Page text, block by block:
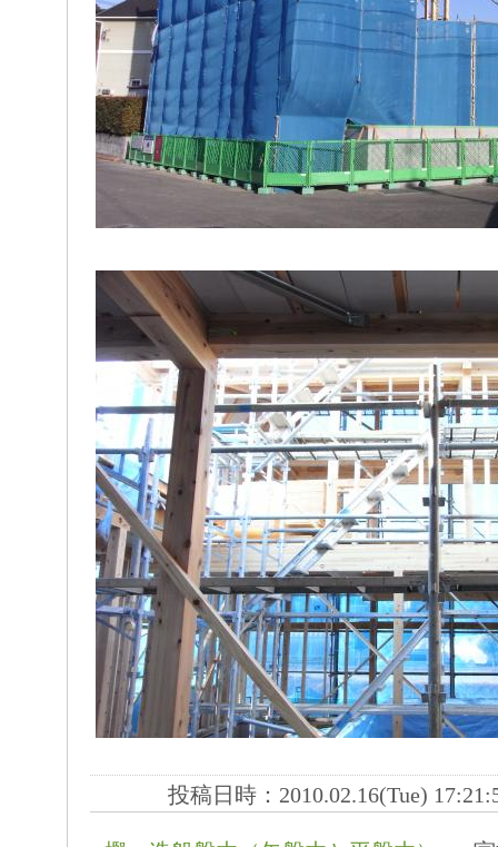
投稿日時：2010.02.16(Tue)